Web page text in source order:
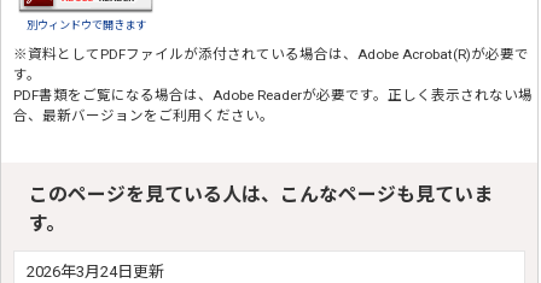
別ウィンドウで開きます
※資料としてPDFファイルが添付されている場合は、 Adobe Acrobat(R)が必要で
す。
PDF書類をご覧になる場合は、 Adobe Readerが必要です。正しく表示されない場
合、最新バージョンをご利用ください。
このページを見ている人は、こんなページも見ていま
す。
2026年3月24日更新